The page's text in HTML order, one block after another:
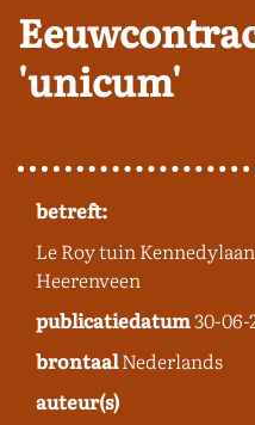
'unicum'
betreft:
Le Roy tuin
Heerenveen
publicatiedatum30-06-
brontaalNederlands
auteur(s)